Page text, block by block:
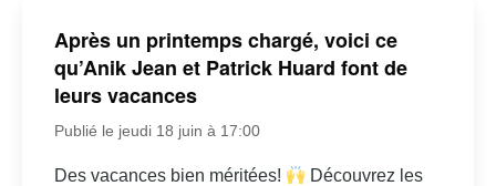
Après un printemps chargé, voici ce
qu’Anik Jean et Patrick Huard font de
leurs vacances
Publié le jeudi 18 juin à 17:00
Des vacances bien méritées!
Découvrez les